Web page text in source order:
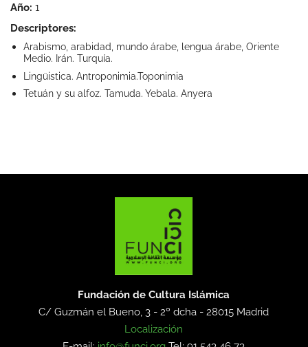
Año: 1
Descriptores:
Arabismo, arabidad, mundo árabe, lengua árabe, Oriente
Medio. Irán. Turquía.
Lingüistica. Antroponimia.Toponimia
Tetuán y su alfoz. Tamuda. Yebala. Anyera
Fundación de Cultura Islámica
C/ Guzmán el Bueno, 3 - 2º dcha -28015 Madrid
Localización